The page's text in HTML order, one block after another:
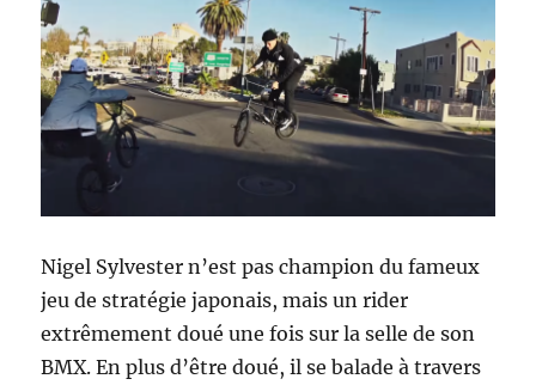
Nigel Sylvester n’est pas champion du fameux
jeu de stratégie japonais, mais un rider
extrêmement doué une fois sur la selle de son
BMX. En plus d’être doué, il se balade à travers